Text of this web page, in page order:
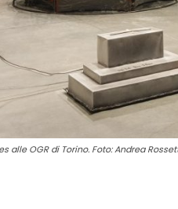
alle OGR di Torino. Foto: Andrea